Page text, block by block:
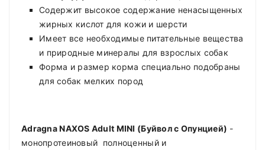
Содержит высокое содержание ненасыщенных
жирных кислот для кожи и шерсти
Имеет все необходимые питательные вещества
и природные минералы для взрослых собак
Форма и размер корма специально подобраны
для собак мелких пород
Adragna NAXOS Adult MINI (Буйвол с Опунцией) -
монопротеиновый полноценный и